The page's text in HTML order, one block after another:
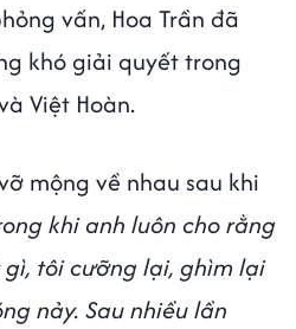
vấn, Hoa Trần đã
khó giải quyết trong
Việt Hoàn.
mộng về nhau sau khi
khi anh luôn cho rằng
tôi cưỡng lại, ghìm lại
nảy. Sau nhiều lần